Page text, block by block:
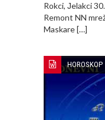
Rokci, Јelakci
Remont NN
Maskare […]
HOROSKOP